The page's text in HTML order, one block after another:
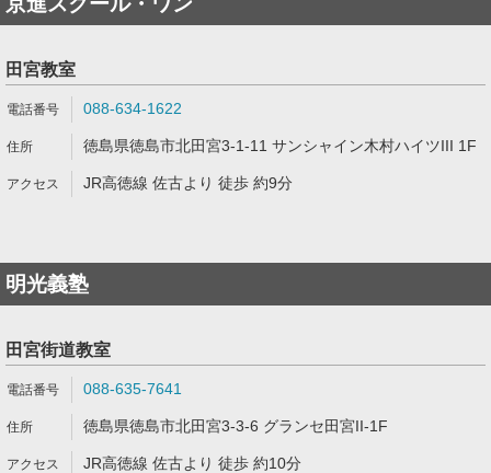
田宮教室
088-634-1622
徳島県徳島市北田宮3-1-11 サンシャイン木村ハイツIII 1F
JR高徳線 佐古より 徒歩 約9分
明光義塾
田宮街道教室
088-635-7641
徳島県徳島市北田宮3-3-6 グランセ田宮II-1F
JR高徳線 佐古より 徒歩 約10分